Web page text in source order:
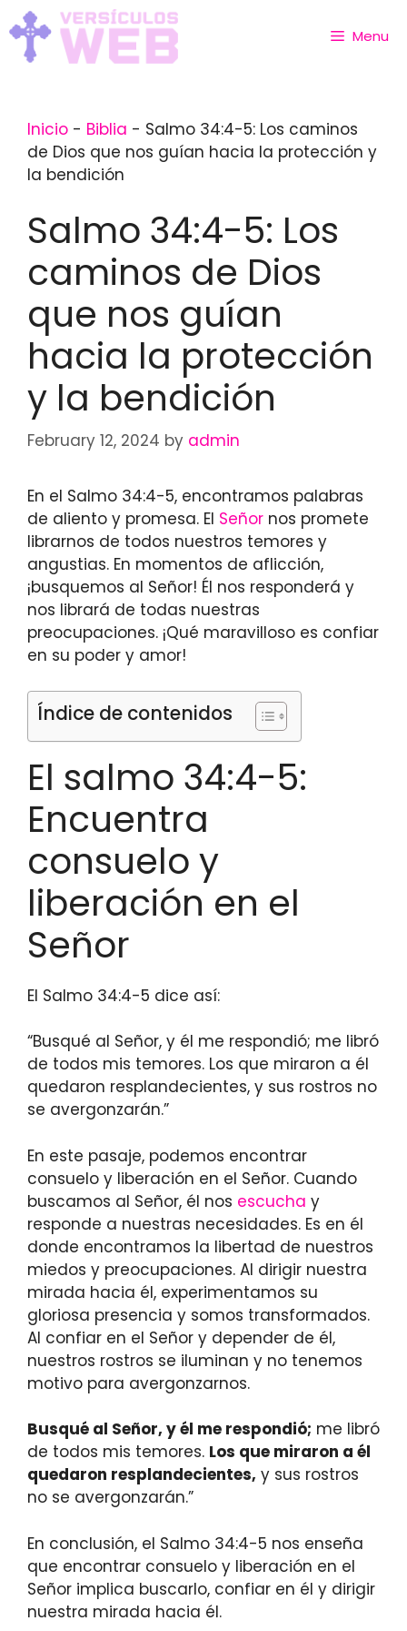
Skip
to
content
Menu
Inicio - Biblia - Salmo 34:4-5: Los caminos
de Dios que nos guían hacia la protección y
la bendición
Salmo 34:4-5: Los
caminos de Dios
que nos guían
hacia la protección
y la bendición
February 12, 2024 by admin
En el Salmo 34:4-5, encontramos palabras
de aliento y promesa. El Señor nos promete
librarnos de todos nuestros temores y
angustias. En momentos de aflicción,
¡busquemos al Señor! Él nos responderá y
nos librará de todas nuestras
preocupaciones. ¡Qué maravilloso es confiar
en su poder y amor!
Índice de contenidos
El salmo 34:4-5:
Encuentra
consuelo y
liberación en el
Señor
El Salmo 34:4-5 dice así:
“Busqué al Señor, y él me respondió; me libró
de todos mis temores. Los que miraron a él
quedaron resplandecientes, y sus rostros no
se avergonzarán.”
En este pasaje, podemos encontrar
consuelo y liberación en el Señor. Cuando
buscamos al Señor, él nos escucha y
responde a nuestras necesidades. Es en él
donde encontramos la libertad de nuestros
miedos y preocupaciones. Al dirigir nuestra
mirada hacia él, experimentamos su
gloriosa presencia y somos transformados.
Al confiar en el Señor y depender de él,
nuestros rostros se iluminan y no tenemos
motivo para avergonzarnos.
Busqué al Señor, y él me respondió; me libró
de todos mis temores. Los que miraron a él
quedaron resplandecientes, y sus rostros
no se avergonzarán.”
En conclusión, el Salmo 34:4-5 nos enseña
que encontrar consuelo y liberación en el
Señor implica buscarlo, confiar en él y dirigir
nuestra mirada hacia él.